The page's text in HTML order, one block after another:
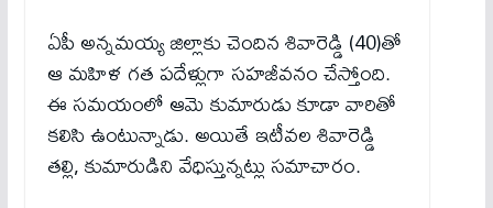
ఏపీ అన్నమయ్య జిల్లాకు చెందిన శివారెడ్డి (40)తో
ఆ మహిళ గత పదేళ్లుగా సహజీవనం చేస్తోంది.
ఈ సమయంలో ఆమె కుమారుడు కూడా వారితో
కలిసి ఉంటున్నాడు. అయితే ఇటీవల శివారెడ్డి
తల్లి, కుమారుడిని వేధిస్తున్నట్లు సమాచారం.